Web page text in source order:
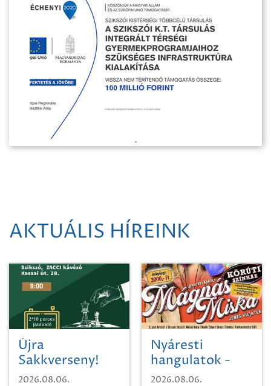
AKTUÁLIS HÍREINK
Újra
Sakkverseny!
2026.08.06.
Nyáresti
hangulatok -
Mágnás Miska
2026.08.06.